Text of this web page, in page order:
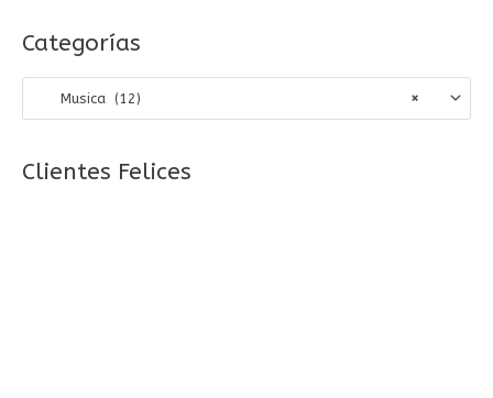
c
a
o
Categorías
×
Musica (12)
Clientes Felices